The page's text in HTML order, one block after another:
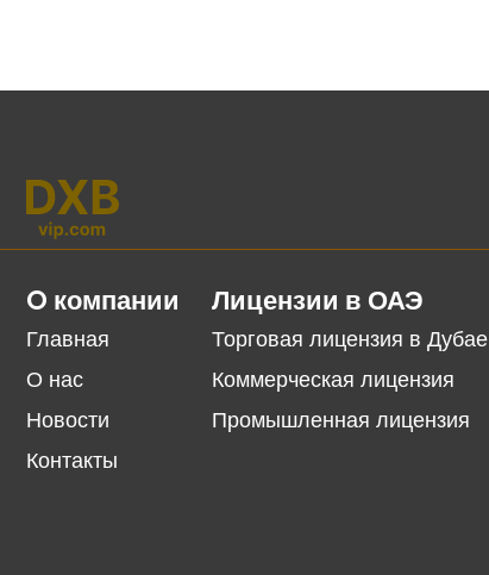
O компании
Главная
О нас
Новости
Контакты
Лицензии в ОАЭ
Торговая лицензия в Дубае
Коммерческая лицензия
Промышленная лицензия